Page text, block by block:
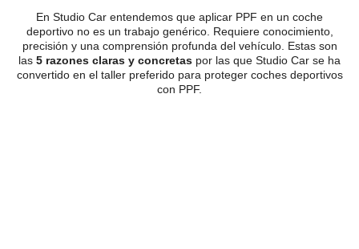
En Studio Car entendemos que aplicar PPF en un coche
deportivo no es un trabajo genérico. Requiere conocimiento,
precisión y una comprensión profunda del vehículo. Estas son
las 5 razones claras y concretas por las que Studio Car se ha
convertido en el taller preferido para proteger coches deportivos
con PPF.